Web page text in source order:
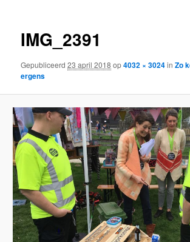
IMG_2391
Gepubliceerd23 april 2018 op4032 × 3024inZo
ergens